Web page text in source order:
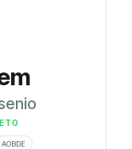
AOBDE